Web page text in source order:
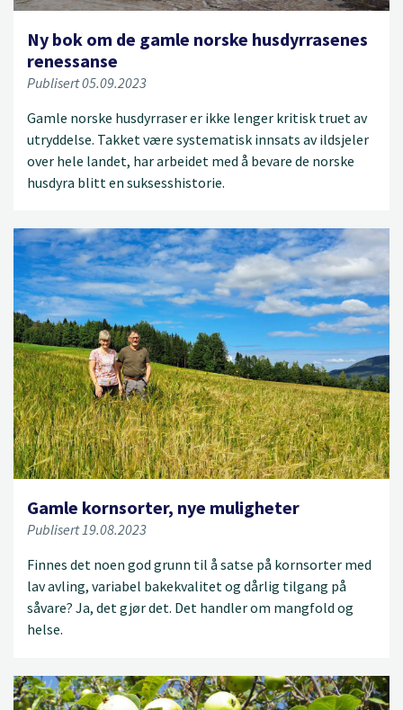
Ny bok om de gamle norske husdyrrasenes
renessanse
Publisert 05.09.2023
Gamle norske husdyrraser er ikke lenger kritisk truet av
utryddelse. Takket være systematisk innsats av ildsjeler
over hele landet, har arbeidet med å bevare de norske
husdyra blitt en suksesshistorie.
Gamle kornsorter, nye muligheter
Publisert 19.08.2023
Finnes det noen god grunn til å satse på kornsorter med
lav avling, variabel bakekvalitet og dårlig tilgang på
såvare? Ja, det gjør det. Det handler om mangfold og
helse.